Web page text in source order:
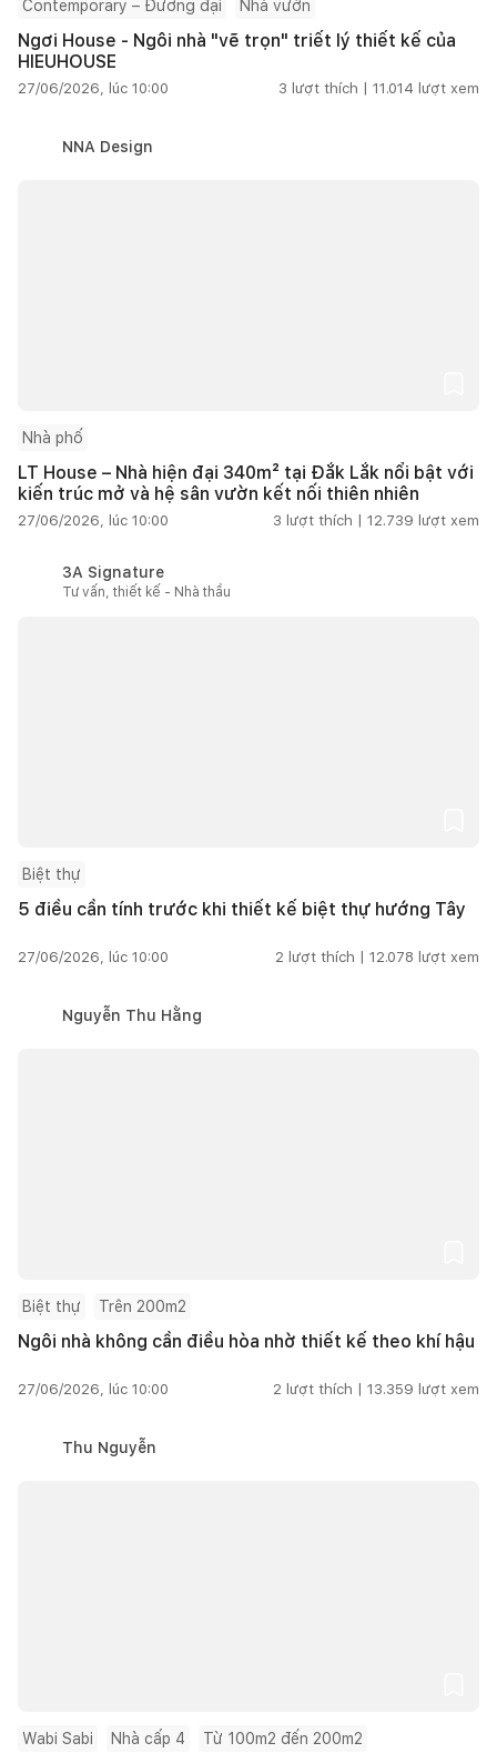
Contemporary – Đương đại Nhà vườn
Ngơi House - Ngôi nhà "vẽ trọn" triết lý thiết kế của
HIEUHOUSE
27/06/2026, lúc 10:00 3 lượt thích | 11.014 lượt xem
NNA Design
Nhà phố
LT House – Nhà hiện đại 340m² tại Đắk Lắk nổi bật với
kiến trúc mở và hệ sân vườn kết nối thiên nhiên
27/06/2026, lúc 10:00 3 lượt thích | 12.739 lượt xem
3A Signature
Tư vấn, thiết kế - Nhà thầu
Biệt thự
5 điều cần tính trước khi thiết kế biệt thự hướng Tây
27/06/2026, lúc 10:00 2 lượt thích | 12.078 lượt xem
Nguyễn Thu Hằng
Biệt thự Trên 200m2
Ngôi nhà không cần điều hòa nhờ thiết kế theo khí hậu
27/06/2026, lúc 10:00 2 lượt thích | 13.359 lượt xem
Thu Nguyễn
Wabi Sabi Nhà cấp 4 Từ 100m2 đến 200m2